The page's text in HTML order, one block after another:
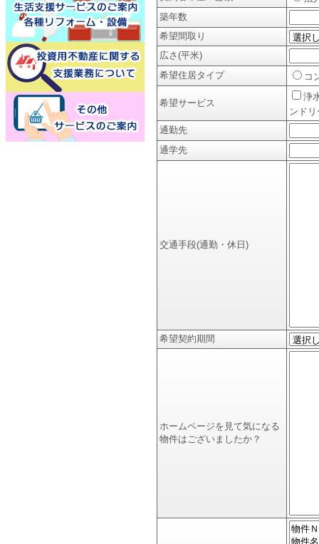
築年数
希望間取り
広さ(平米)
希望住居タイプ
コ
希望サービス
浄
ンドリ
通勤先
通学先
交通手段(通勤・休日)
希望契約期間
ホームページを見て気になる
物件はございましたか？